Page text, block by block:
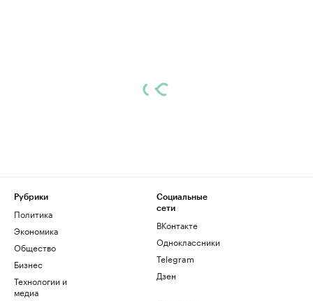
Рубрики
Политика
Экономика
Общество
Бизнес
Технологии и
медиа
Социальные
сети
ВКонтакте
Одноклассники
Telegram
Дзен